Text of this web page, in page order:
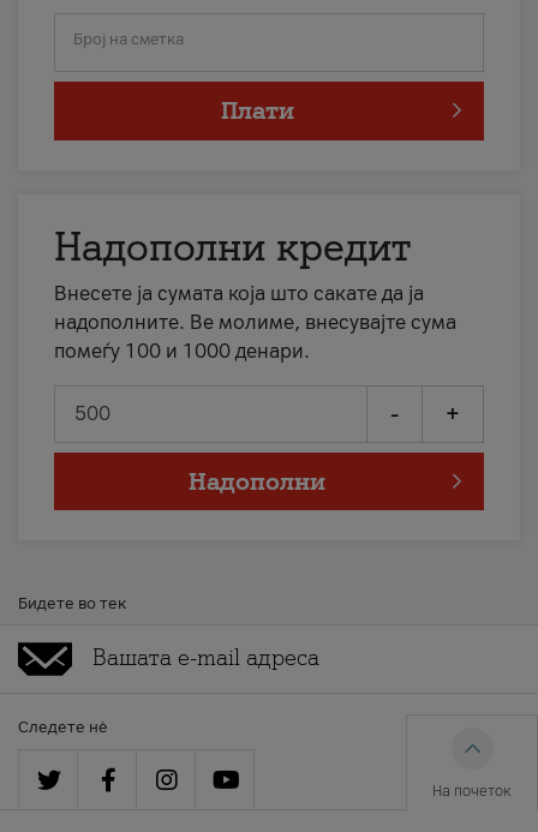
Број на сметка
Плати
Надополни кредит
Внесете ја сумата која што сакате да ја
надополните. Ве молиме, внесувајте сума
помеѓу 100 и 1000 денари.
- +
Надополни
Бидете во тек
Следете нè
На почеток